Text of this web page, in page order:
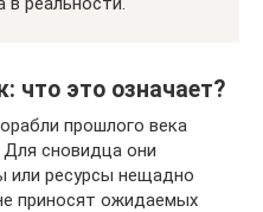
что это означает?
прошлого века
сновидца они
или ресурсы нещадно
приносят ожидаемых